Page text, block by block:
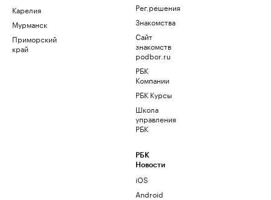
Карелия
Мурманск
Приморский
край
Рег.решения
Знакомства
Сайт
знакомств
podbor.ru
РБК
Компании
РБК Курсы
Школа
управления
РБК
РБК
Новости
iOS
Android